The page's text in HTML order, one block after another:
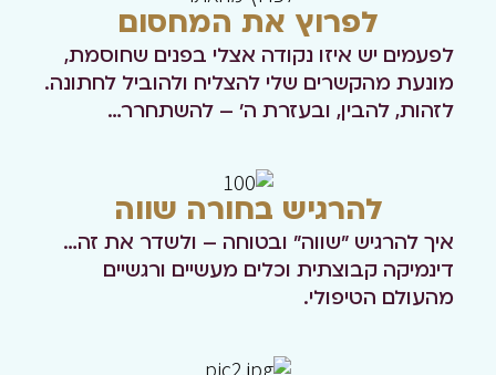
לפרוץ את המחסום
לפעמים יש איזו נקודה אצלי בפנים שחוסמת,
מונעת מהקשרים שלי להצליח ולהוביל לחתונה.
לזהות, להבין, ובעזרת ה' – להשתחרר…
להרגיש בחורה שווה
איך להרגיש "שווה" ובטוחה – ולשדר את זה…
דינמיקה קבוצתית וכלים מעשיים ורגשיים
מהעולם הטיפולי.